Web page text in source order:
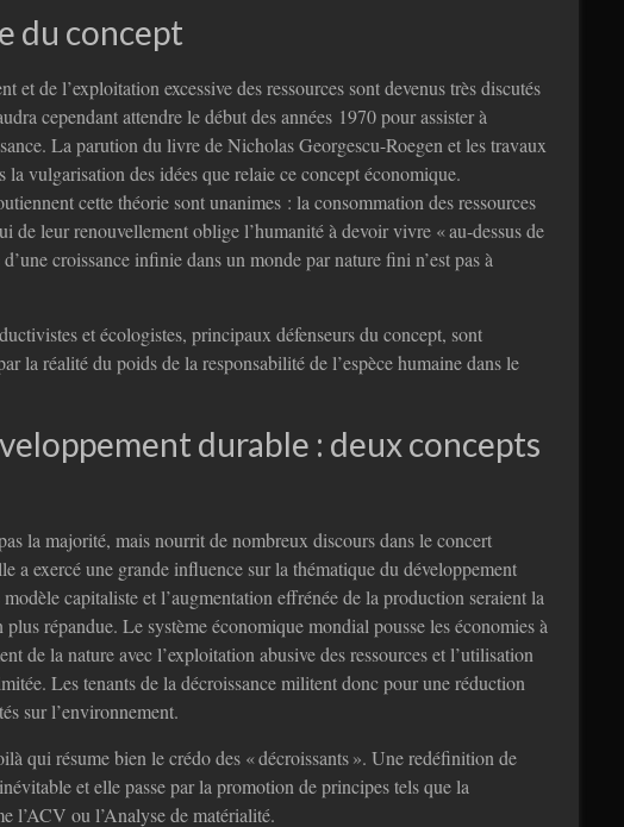
du concept
et de l’exploitation excessive des ressources sont devenus très discutés
cependant attendre le début des années 1970 pour assister à
La parution du livre de Nicholas Georgescu-Roegen et les travaux
vulgarisation des idées que relaie ce concept économique.
cette théorie sont unanimes : la consommation des ressources
de leur renouvellement oblige l’humanité à devoir vivre « au-dessus de
croissance infinie dans un monde par nature fini n’est pas à
et écologistes, principaux défenseurs du concept, sont
la réalité du poids de la responsabilité de l’espèce humaine dans le
durable : deux concepts
la majorité, mais nourrit de nombreux discours dans le concert
a exercé une grande influence sur la thématique du développement
capitaliste et l’augmentation effrénée de la production seraient la
répandue. Le système économique mondial pousse les économies à
de la nature avec l’exploitation abusive des ressources et l’utilisation
Les tenants de la décroissance militent donc pour une réduction
sur l’environnement.
qui résume bien le crédo des « décroissants ». Une redéfinition de
et elle passe par la promotion de principes tels que la
l’ACV ou l’Analyse de matérialité.